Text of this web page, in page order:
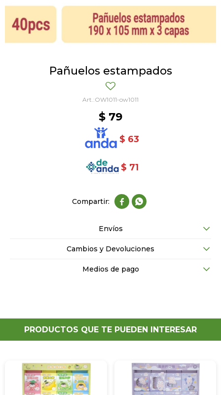
Pañuelos estampados
OW1011-ow1011
$ 79
$ 63
$ 71
 
Envíos
Cambios y Devoluciones
Medios de pago
PRODUCTOS QUE TE PUEDEN INTERESAR